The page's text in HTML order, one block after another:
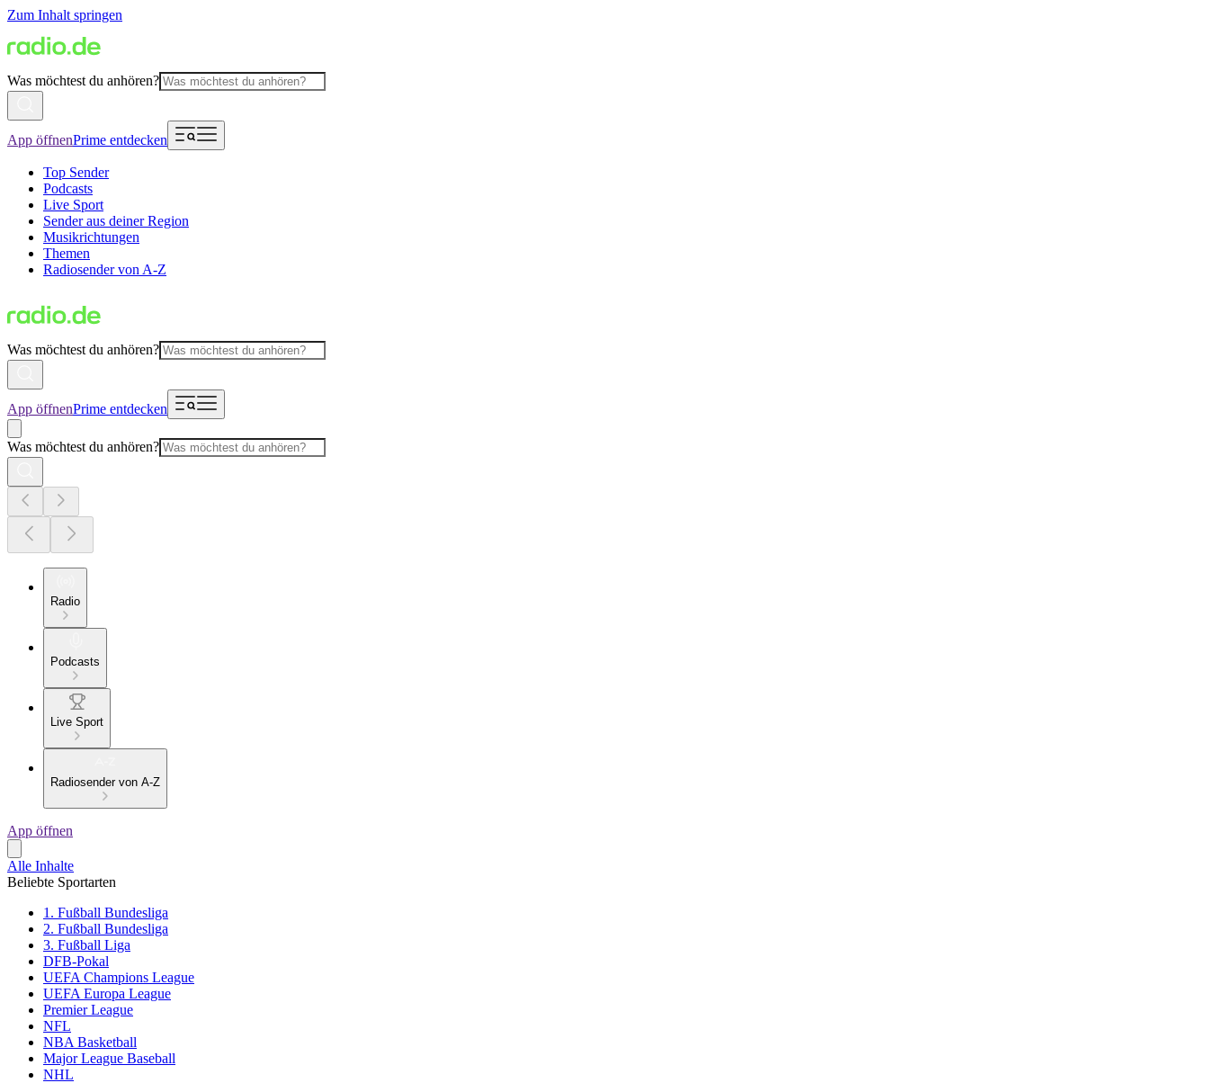
Zum Inhalt springen
Was möchtest du anhören?
App öffnenPrime entdecken
Top Sender
Podcasts
Live Sport
Sender aus deiner Region
Musikrichtungen
Themen
Radiosender von A-Z
Was möchtest du anhören?
App öffnenPrime entdecken
Was möchtest du anhören?
Radio
Podcasts
Live Sport
Radiosender von A-Z
App öffnen
Alle Inhalte
Beliebte Sportarten
1. Fußball Bundesliga
2. Fußball Bundesliga
3. Fußball Liga
DFB-Pokal
UEFA Champions League
UEFA Europa League
Premier League
NFL
NBA Basketball
Major League Baseball
NHL